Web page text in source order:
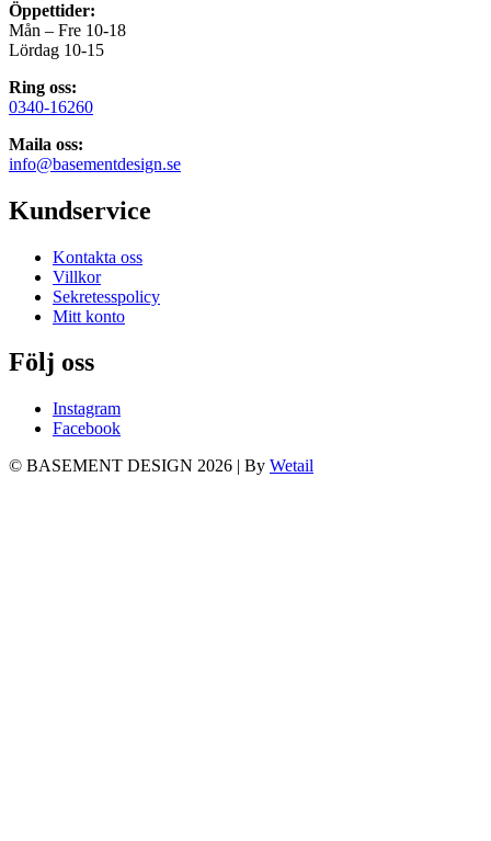
Öppettider:
Mån – Fre 10-18
Lördag 10-15
Ring oss:
0340-16260
Maila oss:
info@basementdesign.se
Kundservice
Kontakta oss
Villkor
Sekretesspolicy
Mitt konto
Följ oss
Instagram
Facebook
© BASEMENT DESIGN 2026 | By Wetail